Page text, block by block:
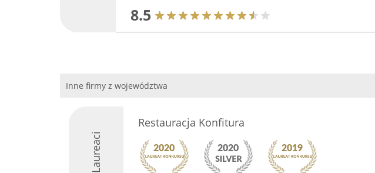
8.5
Inne firmy z województwa
Laureaci
Restauracja Konfitura